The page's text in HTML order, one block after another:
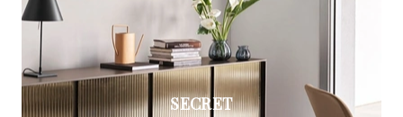
SECRET